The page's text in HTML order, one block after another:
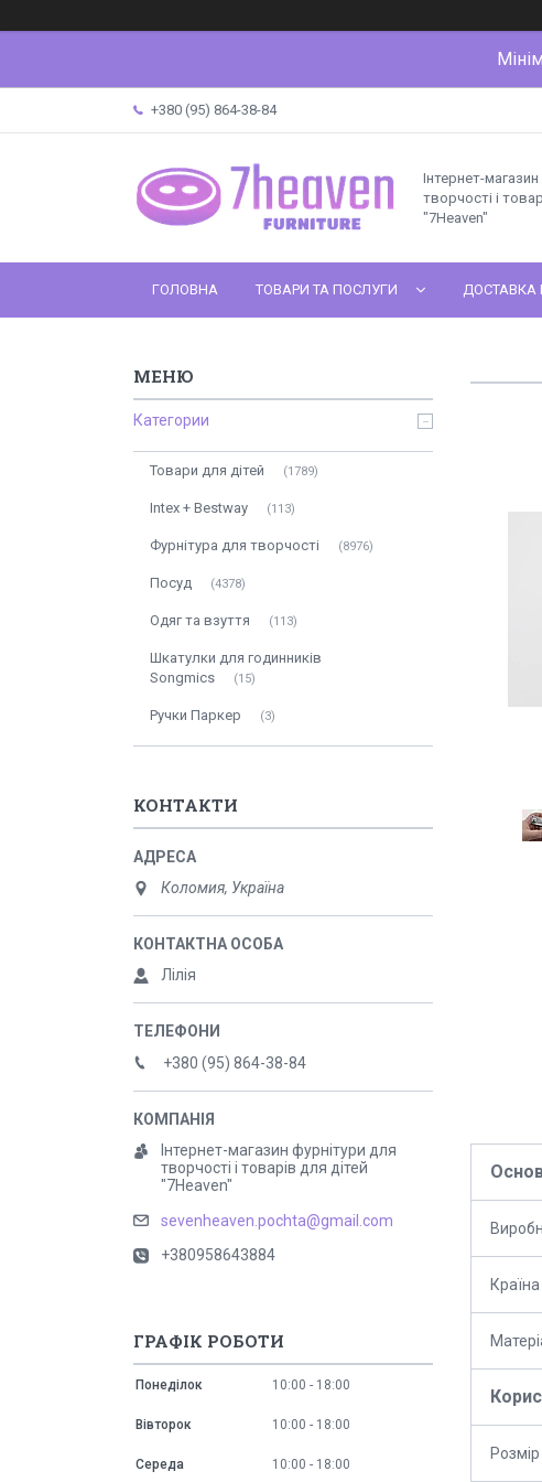
+380 (95) 864-38-84
Інтернет-
творчості і
"7Heaven"
ГОЛОВНА ТОВАРИ ТА ПОСЛУГИ ДОСТАВКА
Розмір
Категории
Товари для дітей 1789
Intex + Bestway 113
Фурнітура для творчості 8976
Посуд 4378
Одяг та взуття 113
Шкатулки для годинників
Songmics
15
Ручки Паркер 3
КОНТАКТИ
Коломия, Україна
Лілія
+380 (95) 864-38-84
Інтернет-магазин фурнітури для
творчості і товарів для дітей
"7Heaven"
sevenheaven.pochta@gmail.com
+380958643884
ГРАФІК РОБОТИ
Понеділок 10:00 18:00
Вівторок 10:00 18:00
Середа 10:00 18:00